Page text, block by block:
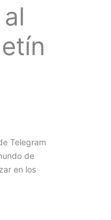
Telegram
de
en los